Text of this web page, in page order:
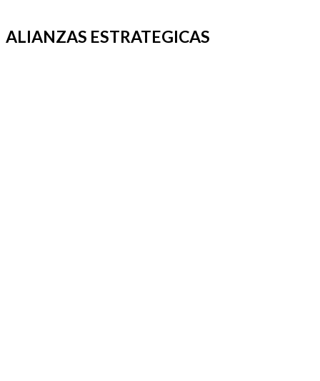
ALIANZAS ESTRATEGICAS